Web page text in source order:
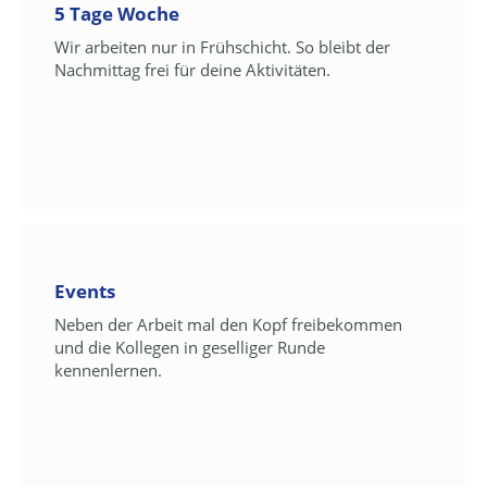
5 Tage Woche
Wir arbeiten nur in Frühschicht. So bleibt der
Nachmittag frei für deine Aktivitäten.
Events
Neben der Arbeit mal den Kopf freibekommen
und die Kollegen in geselliger Runde
kennenlernen.